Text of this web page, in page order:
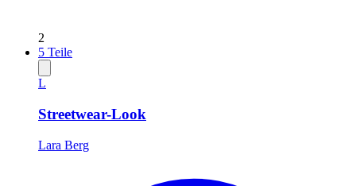
2
5 Teile
L
Streetwear-Look
Lara Berg